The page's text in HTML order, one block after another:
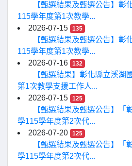
【甄選結果及甄選公告】彰
115學年度第1次教學...
2026-07-15
135
【甄選結果及甄選公告】彰
115學年度第1次教學...
2026-07-16
132
【甄選結果】彰化縣立溪湖
第1次教學支援工作人...
2026-07-15
125
【甄選結果及甄選公告】「
學115學年度第2次代...
2026-07-20
125
【甄選結果及甄選公告】「
學115學年度第2次代...